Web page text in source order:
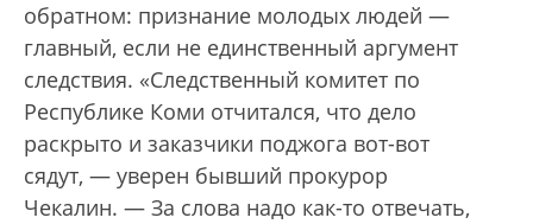
обратном: признание молодых людей —
главный, если не единственный аргумент
следствия. «Следственный комитет по
Республике Коми отчитался, что дело
раскрыто и заказчики поджога вот-вот
сядут, — уверен бывший прокурор
Чекалин. — За слова надо как-то отвечать,